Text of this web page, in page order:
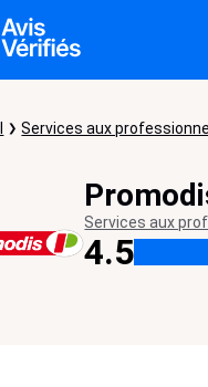
Services aux
Services aux
4.5